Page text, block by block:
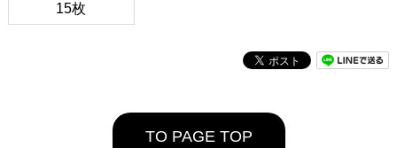
15枚
TO PAGE TOP